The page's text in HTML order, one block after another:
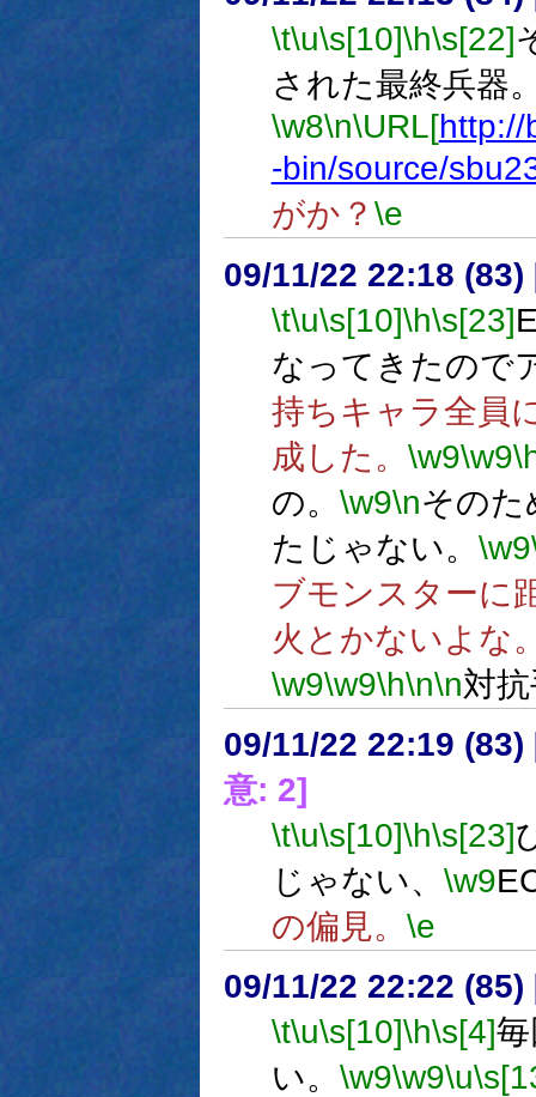
\t\u\s[10]\h\s[22]
された最終兵器
\w8\n\URL[http://
-bin/source/
がか？ \e
09/11/22 22:18 (83)
\t\u\s[10]\h\s[23]
なってきたので
持ちキャラ全員
成した。 \w9\w9
の。 \w9\nそのた
たじゃない。 \w9
ブモンスターに
火とかないよな
\w9\w9\h\n\n対
09/11/22 22:19 (83)
意: 2]
\t\u\s[10]\h\s[23]
じゃない、 \w9
の偏見。 \e
09/11/22 22:22 (85)
\t\u\s[10]\h\s[4]
い。 \w9\w9\u